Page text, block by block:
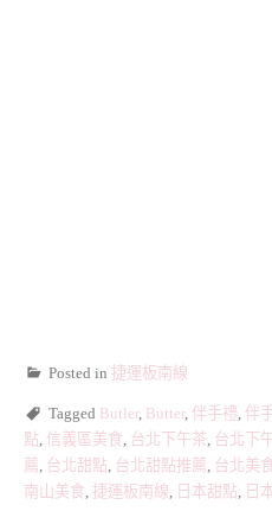
Posted in 捷運板南線
Tagged Butler, Butter, 伴手禮, 伴
點, 信義區美食, 台北下午茶, 台北下
薦, 台北甜點, 台北甜點推薦, 台北美
南山美食, 捷運板南線, 日本甜點, 日